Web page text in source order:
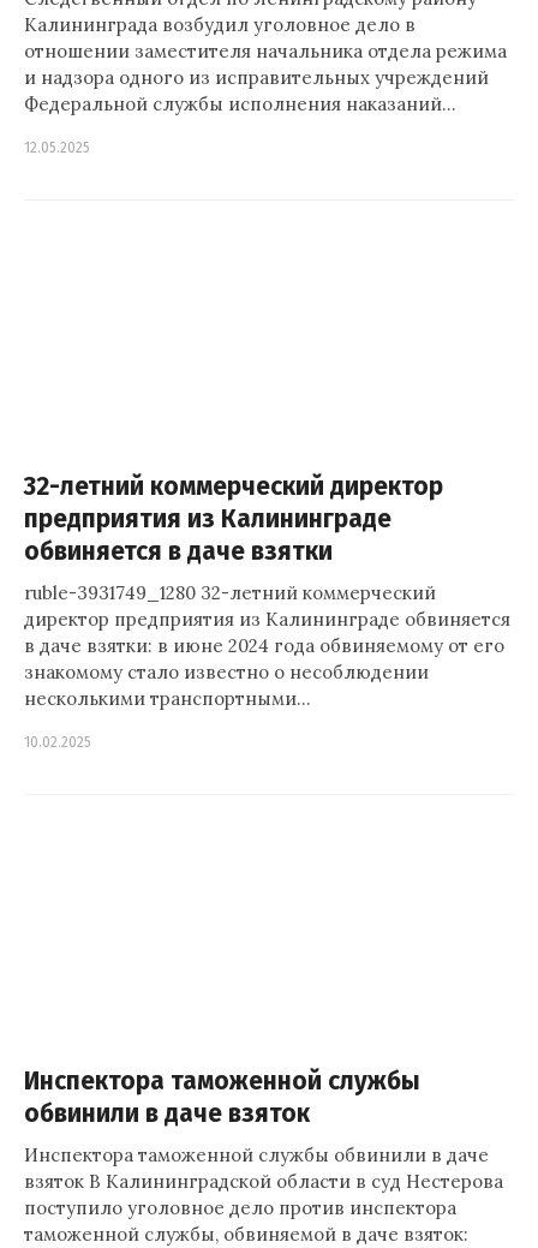
Калининграда возбудил уголовное дело в
отношении заместителя начальника отдела режима
и надзора одного из исправительных учреждений
Федеральной службы исполнения наказаний…
12.05.2025
32-летний коммерческий директор
предприятия из Калининграде
обвиняется в даче взятки
ruble-3931749_1280 32-летний коммерческий
директор предприятия из Калининграде обвиняется
в даче взятки: в июне 2024 года обвиняемому от его
знакомому стало известно о несоблюдении
несколькими транспортными…
10.02.2025
Инспектора таможенной службы
обвинили в даче взяток
Инспектора таможенной службы обвинили в даче
взяток В Калининградской области в суд Нестерова
поступило уголовное дело против инспектора
таможенной службы, обвиняемой в даче взяток: